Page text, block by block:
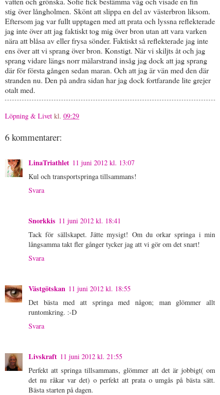
stig över långholmen. Skönt att slippa en del av västerbron liksom.
Eftersom jag var fullt upptagen med att prata och lyssna reflekterade
jag inte över att jag faktiskt tog mig över bron utan att vara varken
nära att blåsa av eller frysa sönder. Faktiskt så reflekterade jag inte
ens över att vi sprang över bron. Konstigt. När vi skiljts åt och jag
sprang vidare längs norr mälarstrand insåg jag dock att jag sprang
där för första gången sedan maran. Och att jag är vän med den där
stranden nu. Den på andra sidan har jag dock fortfarande lite grejer
otalt med.
Löpning & Livet kl. 09:29
6 kommentarer:
LinaTriathlet 11 juni 2012 kl. 13:07
Kul och transportspringa tillsammans!
Svara
Snorkkis 11 juni 2012 kl. 18:41
Tack för sällskapet. Jätte mysigt! Om du orkar springa i min
långsamma takt fler gånger tycker jag att vi gör om det snart!
Svara
Västgötskan 11 juni 2012 kl. 18:55
Det bästa med att springa med någon; man glömmer allt
runtomkring. :-D
Svara
Livskraft 11 juni 2012 kl. 21:55
Perfekt att springa tillsammans, glömmer att det är jobbigt( om
det nu råkar var det) o perfekt att prata o umgås på bästa sätt.
Bästa starten på dagen.